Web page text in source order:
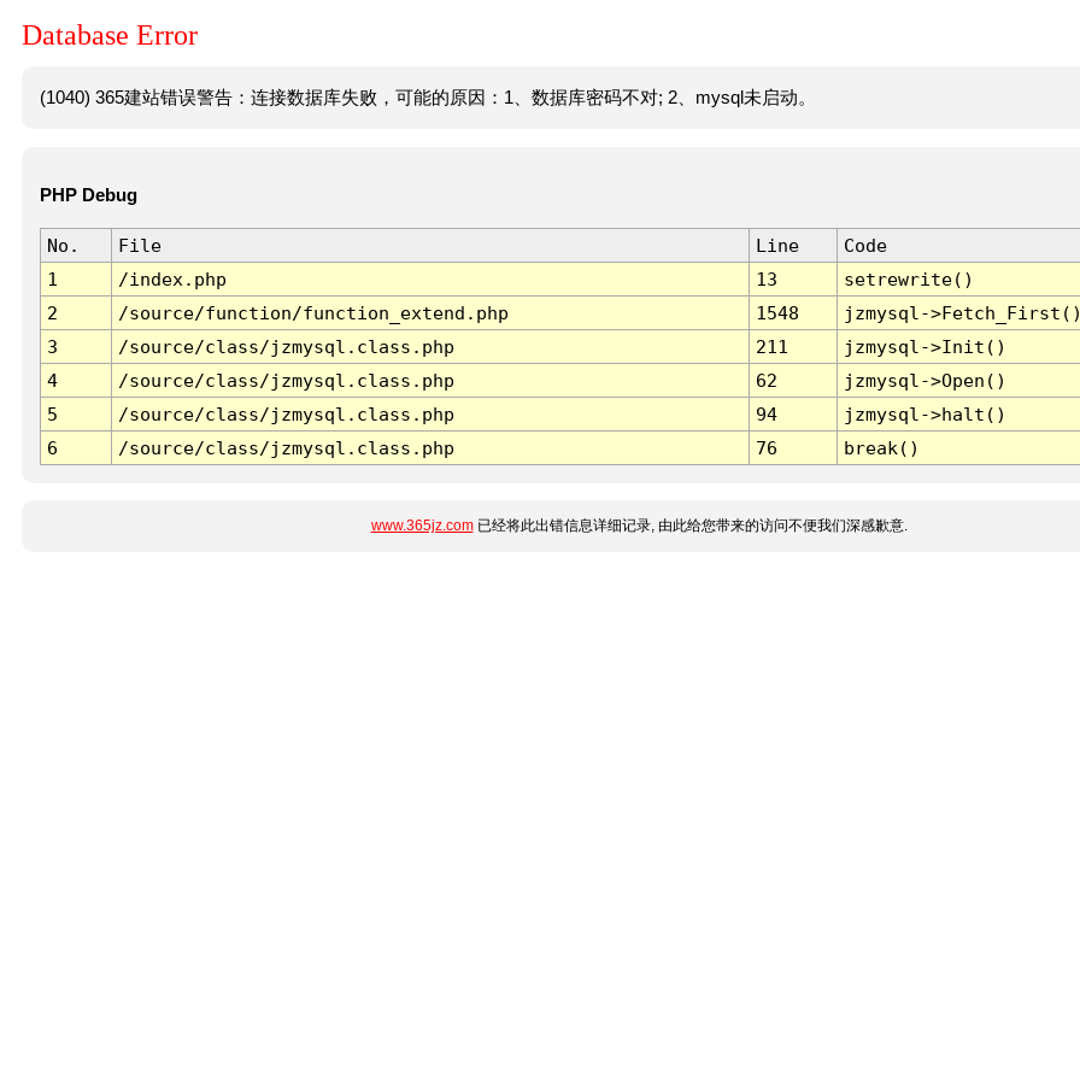
Database Error
(1040) 365建站错误警告：连接数据库失败，可能的原因：1、数据库密码不对; 2、mysql未启动。
PHP Debug
No. File Line
Code
1
/index.php 13
setrewrite()
2
/source/function/function_extend.php 1548
jzmysql-
3
/source/class/jzmysql.class.php 211
jzmysql->Init()
4
/source/class/jzmysql.class.php 62
jzmysql->Open()
5
/source/class/jzmysql.class.php 94
jzmysql->halt()
6
/source/class/jzmysql.class.php 76 break()
www.365jz.com已经将此出错信息详细记录, 由此给您带来的访问不便我们深感歉意.